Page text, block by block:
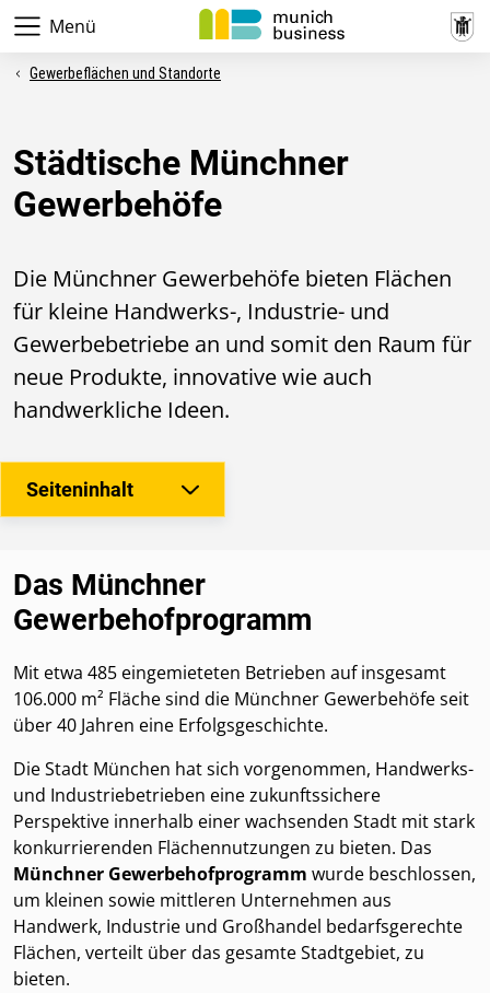
Menü
Gewerbeflächen und Standorte
Städtische Münchner
Gewerbehöfe
Die Münchner Gewerbehöfe bieten Flächen
für kleine Handwerks-, Industrie- und
Gewerbebetriebe an und somit den Raum für
neue Produkte, innovative wie auch
handwerkliche Ideen.
Seiteninhalt
Das Münchner
Gewerbehofprogramm
Mit etwa 485 eingemieteten Betrieben auf insgesamt
106.000 m² Fläche sind die Münchner Gewerbehöfe seit
über 40 Jahren eine Erfolgsgeschichte.
Die Stadt München hat sich vorgenommen, Handwerks-
und Industriebetrieben eine zukunftssichere
Perspektive innerhalb einer wachsenden Stadt mit stark
konkurrierenden Flächennutzungen zu bieten. Das
Münchner Gewerbehofprogramm wurde beschlossen,
um kleinen sowie mittleren Unternehmen aus
Handwerk, Industrie und Großhandel bedarfsgerechte
Flächen, verteilt über das gesamte Stadtgebiet, zu
bieten.